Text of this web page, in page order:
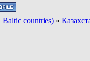
countries) »